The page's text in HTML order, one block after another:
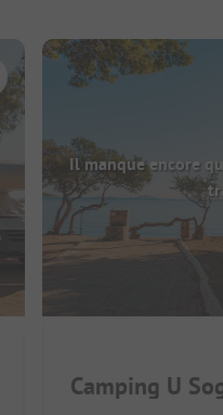
Il manque encore
Camping U